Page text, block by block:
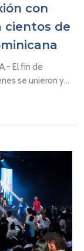
con
cientos de
El fin de
se unieron y...